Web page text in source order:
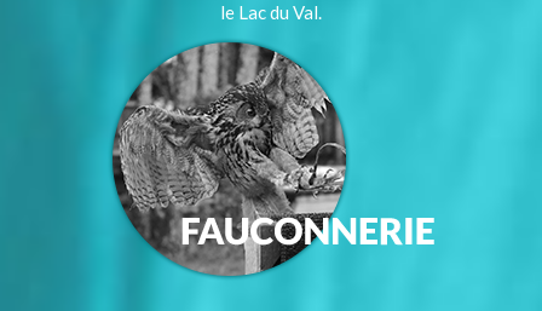
le Lac du Val.